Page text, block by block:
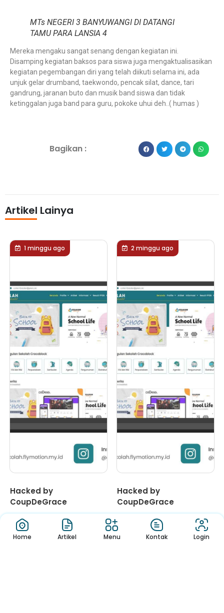
MTs NEGERI 3 BANYUWANGI DI DATANGI
TAMU PARA LANSIA 4
Mereka mengaku sangat senang dengan kegiatan ini.
Disamping kegiatan baksos para siswa juga mengaktualisasikan
kegiatan pegembangan diri yang telah diikuti selama ini, ada
unjuk gelar drumband, taekwondo, pencak silat, dance, tari
gandrung, jaranan buto dan musik band siswa dan tidak
ketinggalan juga band para guru, pokoke uhui deh..( humas )
Bagikan :
Artikel Lainya
1 minggu ago
Hacked by
CoupDeGrace
2 minggu ago
Hacked by
CoupDeGrace
1
Home Artikel Menu Kontak Login